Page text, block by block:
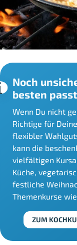
Noch
besten
Wenn Du nicht
Richtige für
flexibler
kann die
vielfältigen
Küche,
festliche
Themenkurse
ZUM